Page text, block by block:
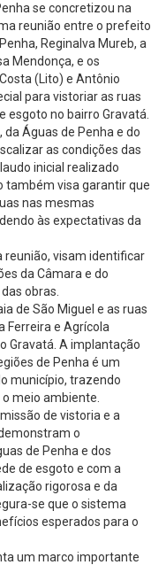
se concretizou na
reunião entre o prefeito
Reginalva Mureb, a
Mendonça, e os
(Lito) e Antônio
para vistoriar as ruas
no bairro Gravatá.
Águas de Penha e do
as condições das
inicial realizado
também visa garantir que
nas mesmas
às expectativas da
reunião, visam identificar
da Câmara e do
obras.
de São Miguel e as ruas
Ferreira e Agrícola
Gravatá. A implantação
de Penha é um
município, trazendo
meio ambiente.
de vistoria e a
o
de Penha e dos
de esgoto e com a
rigorosa e da
se que o sistema
esperados para o
um marco importante